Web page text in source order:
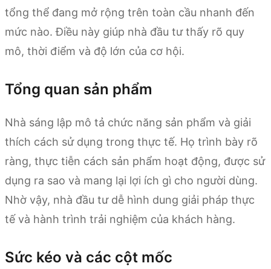
tổng thể đang mở rộng trên toàn cầu nhanh đến
mức nào. Điều này giúp nhà đầu tư thấy rõ quy
mô, thời điểm và độ lớn của cơ hội.
Tổng quan sản phẩm
Nhà sáng lập mô tả chức năng sản phẩm và giải
thích cách sử dụng trong thực tế. Họ trình bày rõ
ràng, thực tiễn cách sản phẩm hoạt động, được sử
dụng ra sao và mang lại lợi ích gì cho người dùng.
Nhờ vậy, nhà đầu tư dễ hình dung giải pháp thực
tế và hành trình trải nghiệm của khách hàng.
Sức kéo và các cột mốc